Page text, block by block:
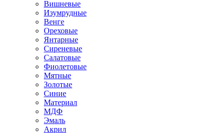
Вишневые
Изумрудные
Венге
Ореховые
Янтарные
Сиреневые
Салатовые
Фиолетовые
Мятные
Золотые
Синие
Материал
МДФ
Эмаль
Акрил